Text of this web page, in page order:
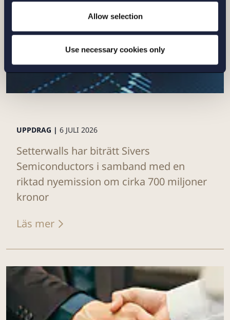
Allow selection
Use necessary cookies only
UPPDRAG | 6 JULI 2026
Setterwalls har biträtt Sivers
Semiconductors i samband med en
riktad nyemission om cirka 700 miljoner
kronor
Läs mer